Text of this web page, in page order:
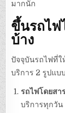
มากนัก
ขึ้นรถไ
บ้าง
ปัจจุบันรถไฟที่ใ
บริการ 2 รูปแบ
รถไฟโดยสา
บริการทุกวัน